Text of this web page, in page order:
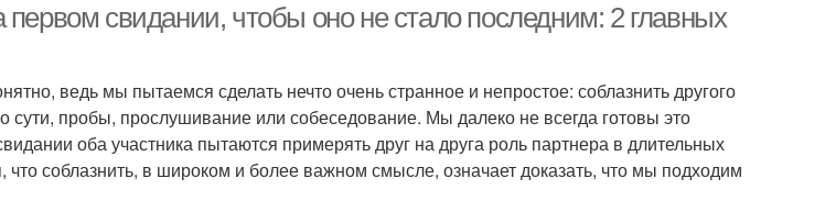
первом свидании, чтобы оно не стало последним: 2 главных
ведь мы пытаемся сделать нечто очень странное и непростое: соблазнить другого
пробы, прослушивание или собеседование. Мы далеко не всегда готовы это
оба участника пытаются примерять друг на друга роль партнера в длительных
что соблазнить, в широком и более важном смысле, означает доказать, что мы подходим